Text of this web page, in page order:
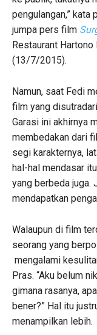
pengulangan,”
jumpa pers film
Restaurant
(13/7/2015).
Namun, saat Fedi
film yang
Garasi ini akhirnya
membedakan dari
segi karakternya,
hal-hal mendasar
yang berbeda juga.
mendapatkan
Walaupun di film
seorang yang
mengalami
Pras. “Aku belum
gimana rasanya,
bener?” Hal itu
menampilkan lebih.